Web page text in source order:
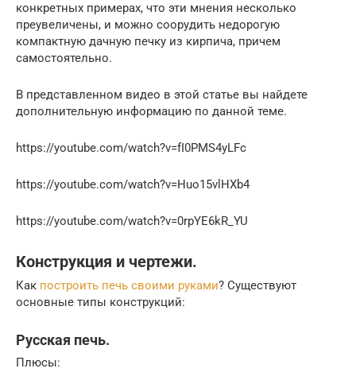
конкретных примерах, что эти мнения несколько
преувеличены, и можно соорудить недорогую
компактную дачную печку из кирпича, причем
самостоятельно.
В представленном видео в этой статье вы найдете
дополнительную информацию по данной теме.
https://youtube.com/watch?v=fI0PMS4yLFc
https://youtube.com/watch?v=Huo15vlHXb4
https://youtube.com/watch?v=0rpYE6kR_YU
Конструкция и чертежи.
Как построить печь своими руками? Существуют
основные типы конструкций:
Русская печь.
Плюсы: